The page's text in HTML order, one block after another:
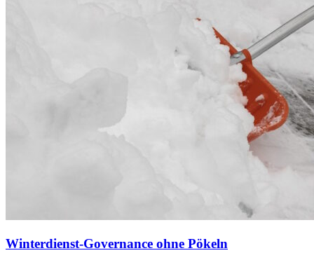
Winterdienst-Governance ohne Pökeln